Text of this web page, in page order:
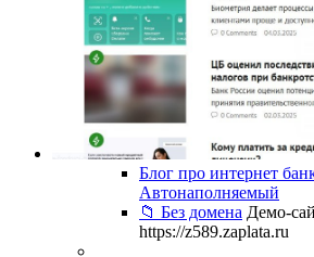
Блог про интернет
Автонаполняемый
📁 Без домена Демо-
https://z589.zaplata.ru